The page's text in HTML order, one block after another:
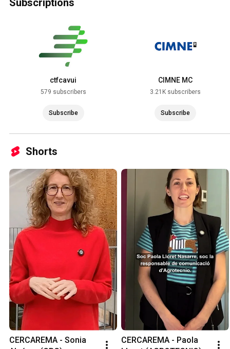
ctfcavui
579 subscribers
Subscribe
CIMNE MC
3.21K subscribers
Subscribe
Shorts
CERCAREMA - Sonia
CERCAREMA - Paola